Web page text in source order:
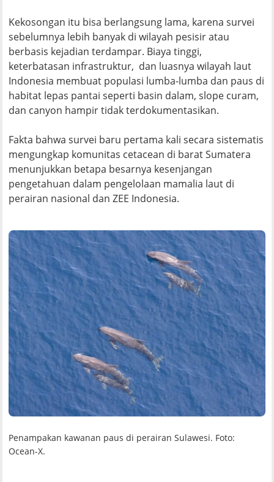
Kekosongan itu bisa berlangsung lama, karena survei
sebelumnya lebih banyak di wilayah pesisir atau
berbasis kejadian terdampar. Biaya tinggi,
keterbatasan infrastruktur, dan luasnya wilayah laut
Indonesia membuat populasi lumba-lumba dan paus di
habitat lepas pantai seperti basin dalam, slope curam,
dan canyon hampir tidak terdokumentasikan.
Fakta bahwa survei baru pertama kali secara sistematis
mengungkap komunitas cetacean di barat Sumatera
menunjukkan betapa besarnya kesenjangan
pengetahuan dalam pengelolaan mamalia laut di
perairan nasional dan ZEE Indonesia.
Penampakan kawanan paus di perairan Sulawesi. Foto:
Ocean-X.